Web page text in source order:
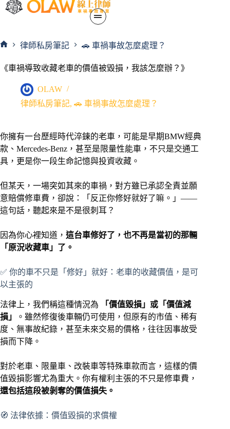
律師私房筆記 🚗 車禍事故怎麼處理？
《車禍導致收藏老車的價值被毀損，我該怎麼辦？》
OLAW
律師私房筆記, 🚗 車禍事故怎麼處理？
你擁有一台歷經時代淬鍊的老車，可能是早期BMW經典
款、Mercedes-Benz，甚至是限量性能車，不只是交通工
具，更是你一段生命記憶與投資收藏。
但某天，一場突如其來的車禍，對方雖已承認全責並願
意賠償修車費，卻說：「反正你修好就好了嘛。」——
這句話，聽起來是不是很刺耳？
因為你心裡知道， 這台車修好了，也不再是當初的那輛
「原況收藏車」了。
✅ 你的車不只是「修好」就好：老車的收藏價值，是可
以主張的
法律上，我們稱這種情況為
「價值毀損」或「價值減
損」
。雖然修復後車輛仍可使用，但原有的市值、稀有
度、無事故紀錄，甚至未來交易的價格，往往因事故受
損而下降。
對於老車、限量車、改裝車等特殊車款而言，這樣的價
值毀損影響尤為重大。你有權利主張的不只是修車費，
還包括這段被剝奪的價值損失。
🧭 法律依據：價值毀損的求償權